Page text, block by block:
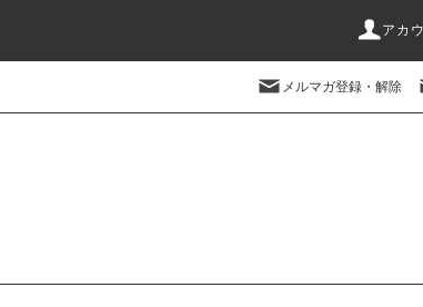
アカ
メルマガ登録・解除